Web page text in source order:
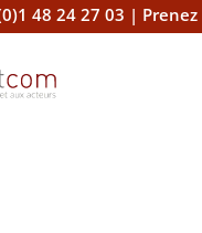
48 24 27 03 |